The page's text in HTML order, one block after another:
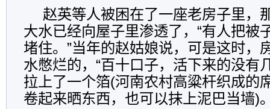
赵英等人被困在了一座老房子里，
大水已经向屋子里渗透了，“有人把被
堵住。”当年的赵姑娘说，可是这时，
水憋烂的，“百十口子，活下来的没有
拉上了一个箔(河南农村高粱杆织成的
卷起来晒东西，也可以抹上泥巴当墙)